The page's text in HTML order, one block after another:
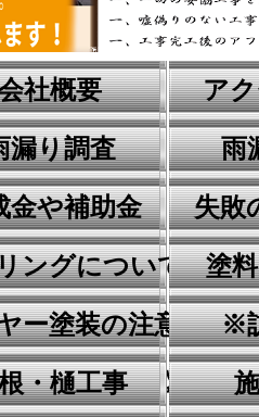
社概要 ア
漏り調査 雨
金や補助金 失敗
ングについて 塗
危ない
ー塗装の注意点 ※
装なら-高松市屋根
・樋工事